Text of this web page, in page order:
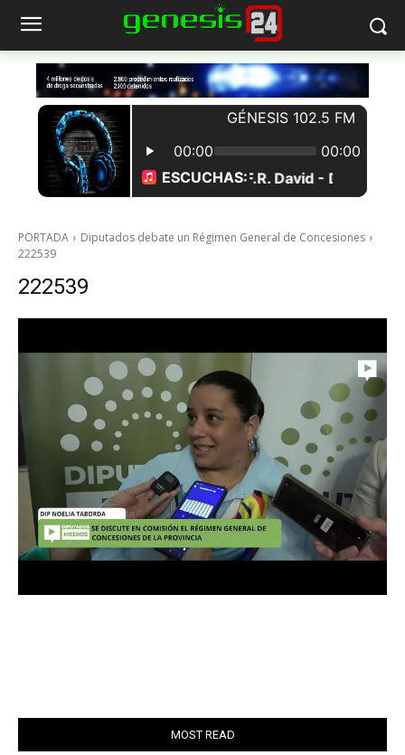
PORTADA
Diputados debate un Régimen General de Concesiones
222539
222539
MOST READ